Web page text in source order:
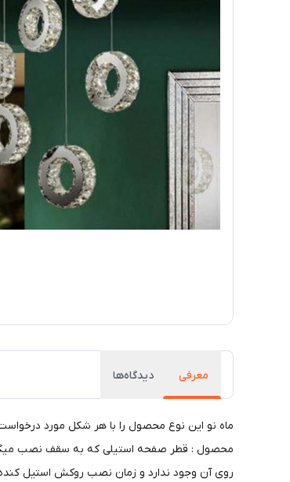
معرفی دیدگاه‌ها